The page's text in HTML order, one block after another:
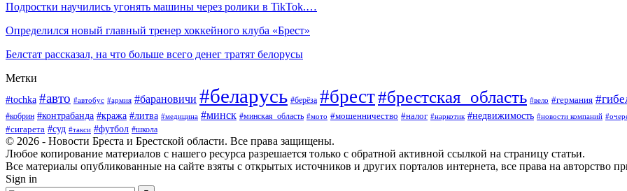
Подростки научились угонять машины через ролики в TikTok.…
Определился новый главный тренер хоккейного клуба «Брест»
Белстат рассказал, на что больше всего денег тратят белорусы
Метки
#tochka #авто #автобус #армия #барановичи #беларусь #берёза #брест#брестская_область #вело #германия
#кобрин #контрабанда #кража #литва #медицина #минск #минская_область #мото #мошенничество #налог #наркотик #недвижимость #новости компаний
#сигарета #суд #такси #футбол #школа
© 2026 - Новости Бреста и Брестской области. Все права защищены.
Любое копирование материалов с нашего ресурса разрешается только с обратной активной ссылкой на страницу статьи.
Все материалы опубликованные на сайте взяты с открытых источников и других порталов интернета, все права на авторство
Sign in